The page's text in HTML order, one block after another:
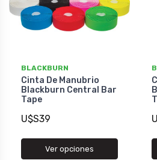
BLACKBURN
Cinta De Manubrio
Blackburn Central Bar
Tape
U$S39
Ver opciones